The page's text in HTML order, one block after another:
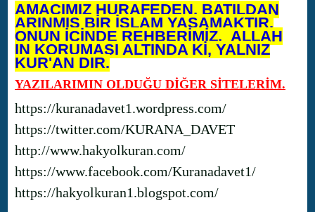
AMACIMIZ HURAFEDEN, BATILDAN
ARINMIŞ BİR İSLAM YAŞAMAKTIR.
ONUN İÇİNDE REHBERİMİZ, ALLAH
IN KORUMASI ALTINDA Kİ, YALNIZ
KUR'AN DIR.
YAZILARIMIN OLDUĞU DİĞER SİTELERİM.
https://kuranadavet1.wordpress.com/
https://twitter.com/KURANA_DAVET
http://www.hakyolkuran.com/
https://www.facebook.com/Kuranadavet1/
https://hakyolkuran1.blogspot.com/